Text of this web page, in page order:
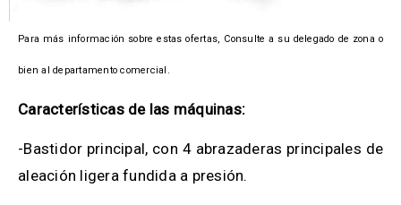
Para más información sobre estas ofertas, Consulte a su delegado de zona o
bien al departamento comercial.
Características de las máquinas:
-Bastidor principal, con 4 abrazaderas principales de
aleación ligera fundida a presión.